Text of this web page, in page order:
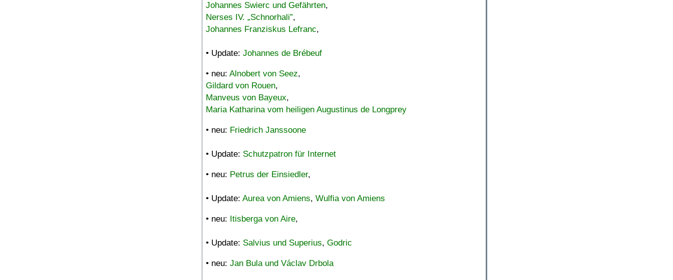
Johannes Swierc und Gefährten,
Nerses IV. „Schnorhali”,
Johannes Franziskus Lefranc,
• Update: Johannes de Brébeuf
• neu: Alnobert von Seez,
Gildard von Rouen,
Manveus von Bayeux,
Maria Katharina vom heiligen Augustinus de Longprey
• neu: Friedrich Janssoone
• Update: Schutzpatron für Internet
• neu: Petrus der Einsiedler,
• Update: Aurea von Amiens, Wulfia von Amiens
• neu: Itisberga von Aire,
• Update: Salvius und Superius, Godric
• neu: Jan Bula und Václav Drbola